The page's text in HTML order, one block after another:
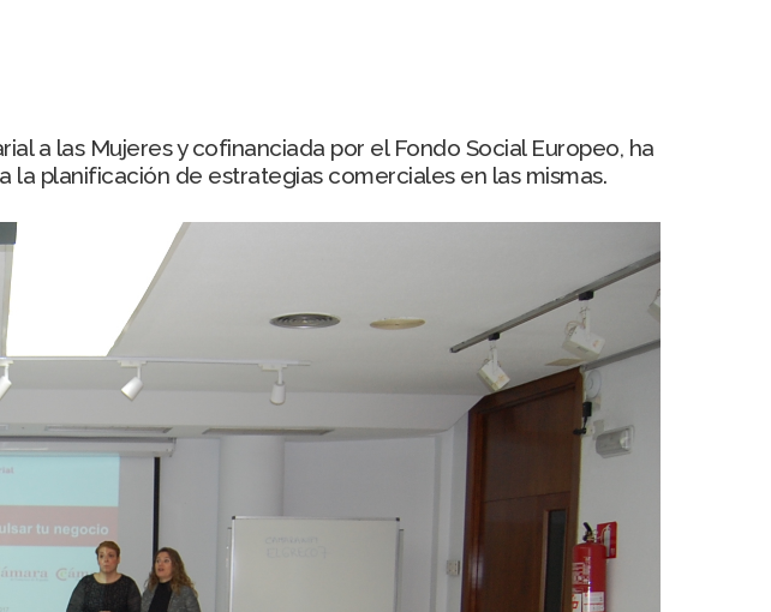
a las Mujeres y cofinanciada por el Fondo Social Europeo, ha
la planificación de estrategias comerciales en las mismas.